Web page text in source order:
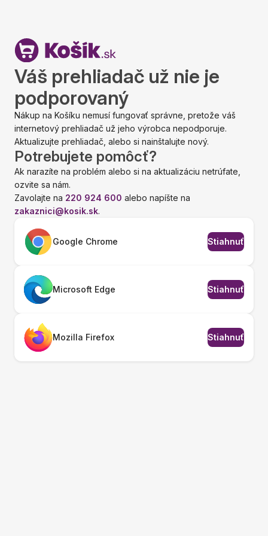
Váš prehliadač už nie je
podporovaný
Nákup na Košíku nemusí fungovať správne, pretože váš
internetový prehliadač už jeho výrobca nepodporuje.
Aktualizujte prehliadač, alebo si nainštalujte nový.
Potrebujete pomôcť?
Ak narazíte na problém alebo si na aktualizáciu netrúfate,
ozvite sa nám.
Zavolajte na 220 924 600 alebo napíšte na
zakaznici@kosik.sk.
Google Chrome Stiahnuť
Microsoft Edge Stiahnuť
Mozilla Firefox Stiahnuť